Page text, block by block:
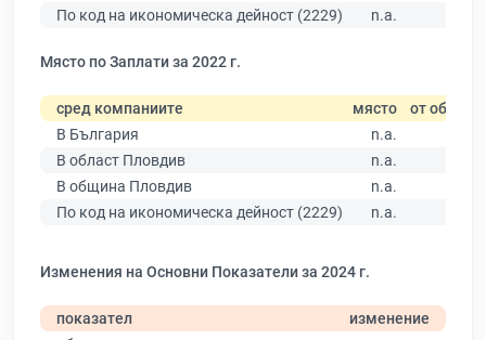
По код на икономическа дейност (2229)
n.a.
Място по Заплати за 2022 г.
сред компаниите място от общо
В България
n.a.
В област Пловдив
n.a.
В община Пловдив
n.a.
По код на икономическа дейност (2229)
n.a.
Изменения на Основни Показатели за 2024 г.
показател
изменение